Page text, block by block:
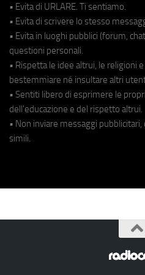
• Evita di URLARE. Ti sentiamo.
• Evita di scrivere lo stesso
• Evita in luoghi pubblici (forum,
questioni personali.
• Rispetta le idee altrui, le religioni
bestemmiare né insultare altri
• Sentiti libero di esprimere le
dell'educazione e del rispetto altrui.
• Non inviare messaggi
simili.